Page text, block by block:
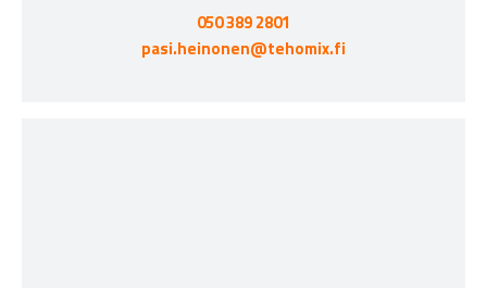
050 389 2801
pasi.heinonen@tehomix.fi